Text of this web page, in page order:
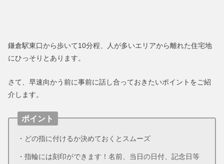
鎌倉駅東口から歩いて10分程、人が多いエリアから離れた住宅地
にひっそりとあります。
さて、早速向かう前に事前に話し合っておきたいポイントをご紹
介します。
ポイント
・どの指に付けるか決めておくとスムーズ
・指輪には刻印ができます！名前、当日の日付、記念日等